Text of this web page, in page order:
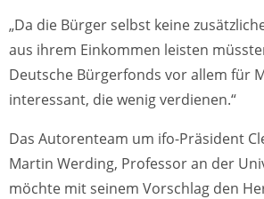
„Da die Bürger selbst keine
aus ihrem Einkommen leisten
Deutsche Bürgerfonds vor allem für
interessant, die wenig verdienen.“
Das Autorenteam um ifo-Präsident
Martin Werding, Professor an der
möchte mit seinem Vorschlag den